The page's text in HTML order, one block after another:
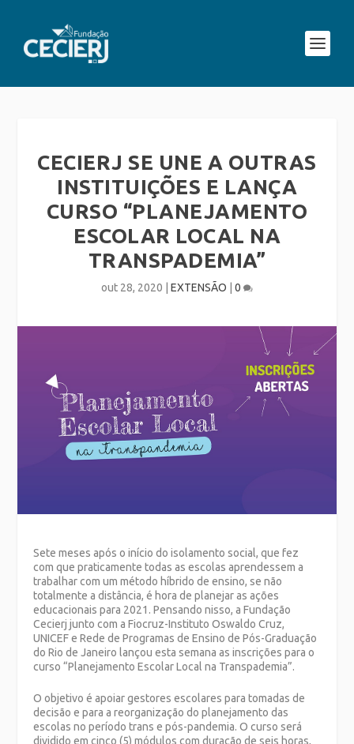
CECIERJ SE UNE A OUTRAS
INSTITUIÇÕES E LANÇA
CURSO “PLANEJAMENTO
ESCOLAR LOCAL NA
TRANSPADEMIA”
out 28, 2020 EXTENSÃO 0
Sete meses após o início do isolamento social, que fez
com que praticamente todas as escolas aprendessem a
trabalhar com um método híbrido de ensino, se não
totalmente a distância, é hora de planejar as ações
educacionais para 2021. Pensando nisso, a Fundação
Cecierj junto com a Fiocruz-Instituto Oswaldo Cruz,
UNICEF e Rede de Programas de Ensino de Pós-Graduação
do Rio de Janeiro lançou esta semana as inscrições para o
curso “Planejamento Escolar Local na Transpademia”.
O objetivo é apoiar gestores escolares para tomadas de
decisão e para a reorganização do planejamento das
escolas no período trans e pós-pandemia. O curso será
dividido em cinco (5) módulos com duração de seis horas,